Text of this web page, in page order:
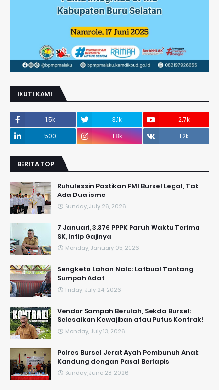
IKUTI KAMI
1.5k 3.1k
2.7k
500
1.8k 1.2k
BERITA TOP
​Ruhulessin Pastikan PMI Bursel Legal, Tak
Ada Dualisme
Sunday, July 26, 2026
7 Januari, 3.376 PPPK Paruh Waktu Terima
SK, Intip Gajinya
Monday, January 05, 2026
Sengketa Lahan Nala: Latbual Tantang
Sumpah Adat
Friday, July 24, 2026
Vendor Sampah Berulah, Sekda Bursel:
Selesaikan Kewajiban atau Putus Kontrak!
Monday, July 13, 2026
Polres Bursel Jerat Ayah Pembunuh Anak
Kandung dengan Pasal Berlapis
Sunday, June 28, 2026